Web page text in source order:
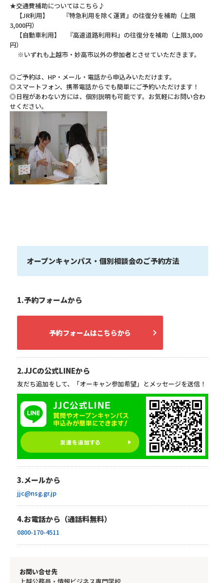
★交通費補助についてはこちら♪
【JR利用】 『特急利用を除く運賃』の往復分を補助（上限
3,000円）
【自動車利用】 『高速道路利用料』の往復分を補助（上限3,000
円）
※いずれも上越市・妙高市以外の参加者とさせていただきます。
◎ご予約は、HP・メール・電話から申込みいただけます。
◎スマートフォン、携帯電話からでも簡単にご予約いただけます！
◎日程があわない方には、個別説明も可能です。お気軽にお問い合わ
せください。
オープンキャンパス・個別相談会のご予約方法
1.予約フォームから
予約フォームはこちらから
2.JJCの公式LINEから
友だち追加をして、「オーキャン参加希望」とメッセージを送信！
3.メールから
jjc@nsg.gr.jp
4.お電話から（通話料無料）
0800-170-4511
お問い合せ先